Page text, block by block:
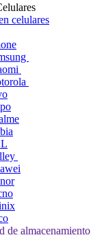
celulares
de almacenamiento